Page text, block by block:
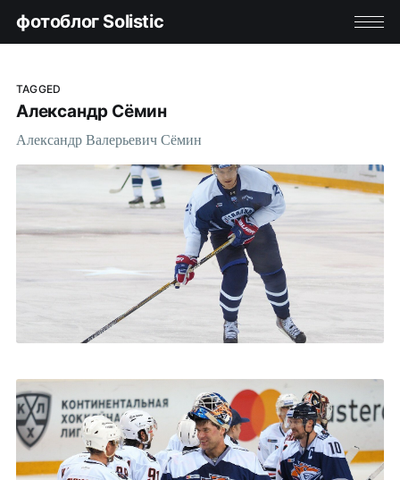
фотоблог Solistic
TAGGED
Александр Сёмин
Александр Валерьевич Сёмин